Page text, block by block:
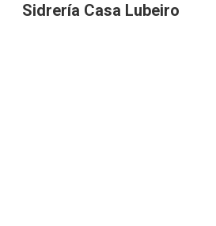
Sidrería Casa Lubeiro